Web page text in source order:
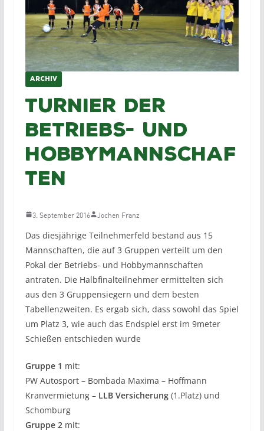
ARCHIV
Turnier der
Betriebs- und
Hobbymannschaf
ten
3. September 2016 Jochen Franz
Das diesjährige Teilnehmerfeld bestand aus 15
Mannschaften, die auf 3 Gruppen verteilt um den
Pokal der Betriebs- und Hobbymannschaften
antraten. Die Halbfinalteilnehmer ermittelten sich
aus den 3 Gruppensiegern und dem besten
Tabellenzweiten. Es ergab sich, dass sowohl das Spiel
um Platz 3, wie auch das Endspiel erst im 9meter
Schießen entschieden wurde
Gruppe 1 mit:
PW Autosport – Bombada Maxima – Hoffmann
Kranvermietung – LLB Versicherung(1.Platz) und
Schomburg
Gruppe 2mit: